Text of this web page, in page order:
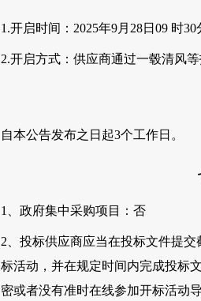
1.开启时间：2025年9月28日09 时30
2.开启方式：供应商通过一毂清风
自本公告发布之日起3个工作日。
1、政府集中采购项目：否
2、投标供应商应当在投标文件提
标活动，并在规定时间内完成投标
密或者没有准时在线参加开标活动